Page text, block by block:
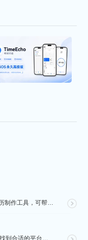
PPResume 是一款基于 LaTeX 的简历制作工具，可帮助用户在几分钟内快速制作精美、排版良好...